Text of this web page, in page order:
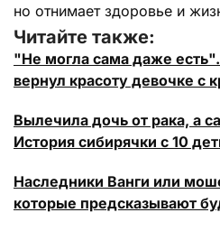
но отнимает здоровье и
Читайте также:
"Не могла сама даже
вернул красоту девочке с
Вылечила дочь от рака, а
История сибирячки с 10
Наследники Ванги или
которые предсказывают